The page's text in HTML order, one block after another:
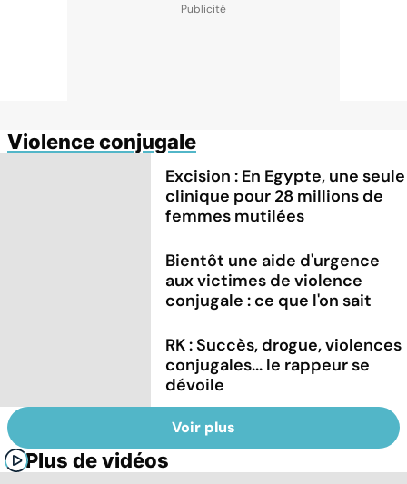
Violence conjugale
Excision : En Egypte, une seule
clinique pour 28 millions de
femmes mutilées
Bientôt une aide d'urgence
aux victimes de violence
conjugale : ce que l'on sait
RK : Succès, drogue, violences
conjugales... le rappeur se
dévoile
Voir plus
Plus de vidéos